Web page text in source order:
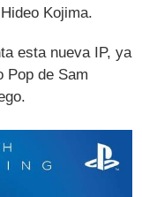
Kojima.
esta nueva IP, ya
Pop de Sam